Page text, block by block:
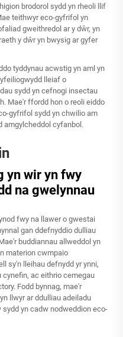
brodorol sydd yn rheoli llif
teithwyr eco-gyfrifol yn
gweithredol ar y dŵr, yn
y dŵr yn bwysig ar gyfer
tyddynau acwstig yn aml yn
lleiaf o
sydd yn cefnogi insectau
Mae'r ffordd hon o reoli eiddo
gyfrifol sydd yn chwilio am
amgylcheddol cyfanbol.
yn wir yn fwy
na gwelynnau
fwy na llawer o gwestai
gan ddefnyddio dulliau
buddiannau allweddol yn
materion cwmpaio
sy'n lleihau defnydd yr ynni,
ac eithrio cemegau
Fodd bynnag, mae'r
llwyr ar ddulliau adeiladu
yn cadw nodweddion eco-